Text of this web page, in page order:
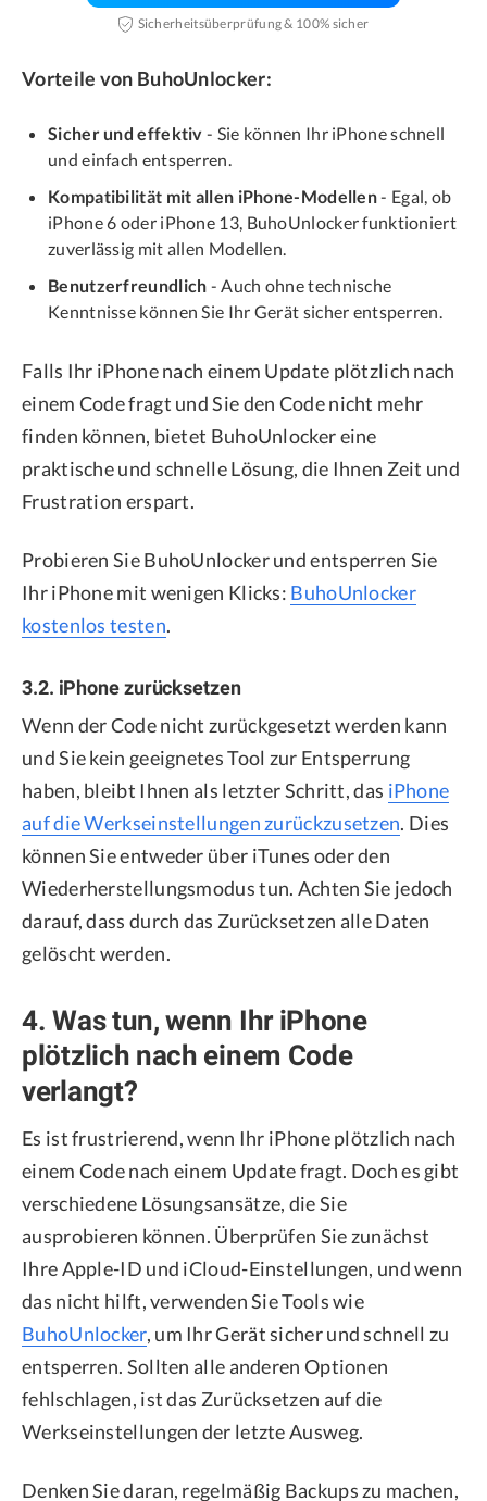
Sicherheitsüberprüfung & 100% sicher
Vorteile von BuhoUnlocker:
Sicher und effektiv - Sie können Ihr iPhone schnell
und einfach entsperren.
Kompatibilität mit allen iPhone-Modellen- Egal, ob
iPhone 6 oder iPhone 13, BuhoUnlocker funktioniert
zuverlässig mit allen Modellen.
Benutzerfreundlich - Auch ohne technische
Kenntnisse können Sie Ihr Gerät sicher entsperren.
Falls Ihr iPhone nach einem Update plötzlich nach
einem Code fragt und Sie den Code nicht mehr
finden können, bietet BuhoUnlocker eine
praktische und schnelle Lösung, die Ihnen Zeit und
Frustration erspart.
Probieren Sie BuhoUnlocker und entsperren Sie
Ihr iPhone mit wenigen Klicks: BuhoUnlocker
kostenlos testen.
3.2. iPhone zurücksetzen
Wenn der Code nicht zurückgesetzt werden kann
und Sie kein geeignetes Tool zur Entsperrung
haben, bleibt Ihnen als letzter Schritt, das iPhone
auf die Werkseinstellungen zurückzusetzen. Dies
können Sie entweder über iTunes oder den
Wiederherstellungsmodus tun. Achten Sie jedoch
darauf, dass durch das Zurücksetzen alle Daten
gelöscht werden.
4. Was tun, wenn Ihr iPhone
plötzlich nach einem Code
verlangt?
Es ist frustrierend, wenn Ihr iPhone plötzlich nach
einem Code nach einem Update fragt. Doch es gibt
verschiedene Lösungsansätze, die Sie
ausprobieren können. Überprüfen Sie zunächst
Ihre Apple-ID und iCloud-Einstellungen, und wenn
das nicht hilft, verwenden Sie Tools wie
BuhoUnlocker, um Ihr Gerät sicher und schnell zu
entsperren. Sollten alle anderen Optionen
fehlschlagen, ist das Zurücksetzen auf die
Werkseinstellungen der letzte Ausweg.
Denken Sie daran, regelmäßig Backups zu machen,